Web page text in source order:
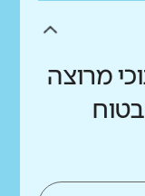
מרוצה